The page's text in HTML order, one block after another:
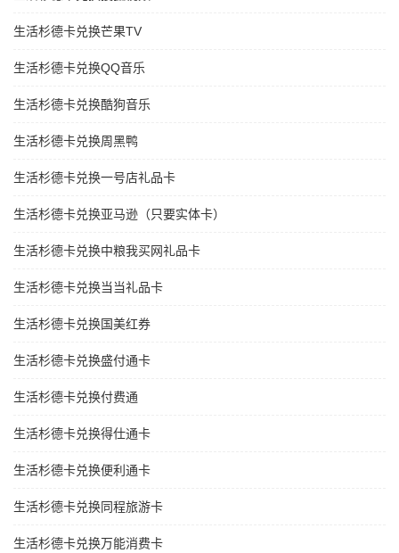
生活杉德卡兑换芒果TV
生活杉德卡兑换QQ音乐
生活杉德卡兑换酷狗音乐
生活杉德卡兑换周黑鸭
生活杉德卡兑换一号店礼品卡
生活杉德卡兑换亚马逊（只要实体卡）
生活杉德卡兑换中粮我买网礼品卡
生活杉德卡兑换当当礼品卡
生活杉德卡兑换国美红券
生活杉德卡兑换盛付通卡
生活杉德卡兑换付费通
生活杉德卡兑换得仕通卡
生活杉德卡兑换便利通卡
生活杉德卡兑换同程旅游卡
生活杉德卡兑换万能消费卡